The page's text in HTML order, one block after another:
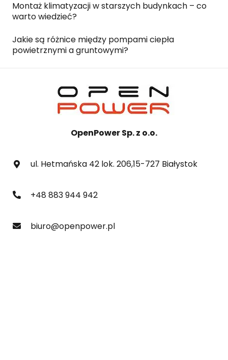
Montaż klimatyzacji w starszych budynkach – co
warto wiedzieć?
Jakie są różnice między pompami ciepła
powietrznymi a gruntowymi?
OpenPower Sp. z o.o.
ul. Hetmańska 42 lok. 206,15-727 Białystok
+48 883 944 942
biuro@openpower.pl